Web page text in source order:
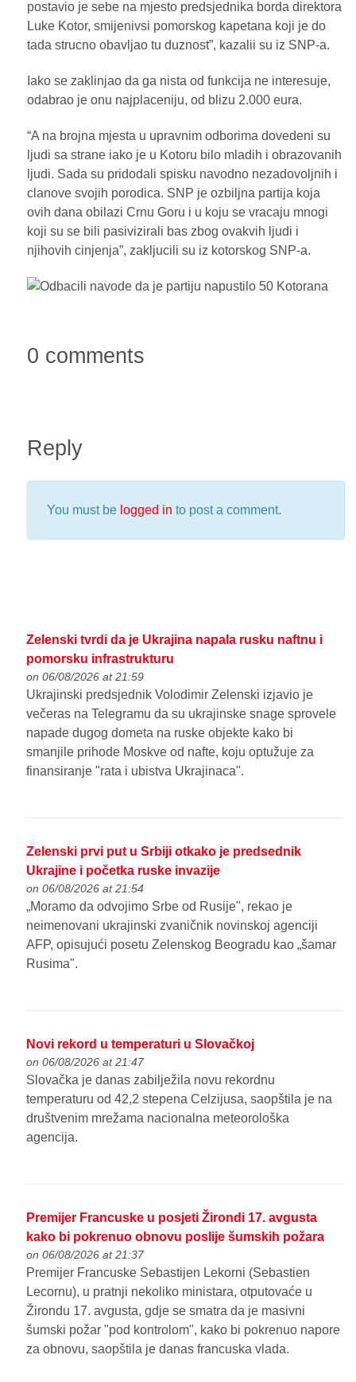
postavio je sebe na mjesto predsjednika borda direktora
Luke Kotor, smijenivsi pomorskog kapetana koji je do
tada strucno obavljao tu duznost”, kazalii su iz SNP-a.
Iako se zaklinjao da ga nista od funkcija ne interesuje,
odabrao je onu najplaceniju, od blizu 2.000 eura.
“A na brojna mjesta u upravnim odborima dovedeni su
ljudi sa strane iako je u Kotoru bilo mladih i obrazovanih
ljudi. Sada su pridodali spisku navodno nezadovoljnih i
clanove svojih porodica. SNP je ozbiljna partija koja
ovih dana obilazi Crnu Goru i u koju se vracaju mnogi
koji su se bili pasivizirali bas zbog ovakvih ljudi i
njihovih cinjenja”, zakljucili su iz kotorskog SNP-a.
0 comments
Reply
You must be logged in to post a comment.
Zelenski tvrdi da je Ukrajina napala rusku naftnu i
pomorsku infrastrukturu
on 06/08/2026 at 21:59
Ukrajinski predsjednik Volodimir Zelenski izjavio je
večeras na Telegramu da su ukrajinske snage sprovele
napade dugog dometa na ruske objekte kako bi
smanjile prihode Moskve od nafte, koju optužuje za
finansiranje "rata i ubistva Ukrajinaca".
Zelenski prvi put u Srbiji otkako je predsednik
Ukrajine i početka ruske invazije
on 06/08/2026 at 21:54
„Moramo da odvojimo Srbe od Rusije", rekao je
neimenovani ukrajinski zvaničnik novinskoj agenciji
AFP, opisujući posetu Zelenskog Beogradu kao „šamar
Rusima".
Novi rekord u temperaturi u Slovačkoj
on 06/08/2026 at 21:47
Slovačka je danas zabilježila novu rekordnu
temperaturu od 42,2 stepena Celzijusa, saopštila je na
društvenim mrežama nacionalna meteorološka
agencija.
Premijer Francuske u posjeti Žirondi 17. avgusta
kako bi pokrenuo obnovu poslije šumskih požara
on 06/08/2026 at 21:37
Premijer Francuske Sebastijen Lekorni (Sebastien
Lecornu), u pratnji nekoliko ministara, otputovaće u
Žirondu 17. avgusta, gdje se smatra da je masivni
šumski požar "pod kontrolom", kako bi pokrenuo napore
za obnovu, saopštila je danas francuska vlada.